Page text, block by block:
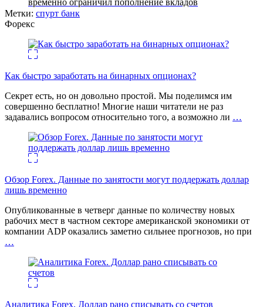
Метки: спурт банк
Форекс
Как быстро заработать на бинарных опционах?
Секрет есть, но он довольно простой. Мы поделимся им
совершенно бесплатно! Многие наши читатели не раз
задавались вопросом относительно того, а возможно ли …
Обзор Forex. Данные по занятости могут поддержать доллар
лишь временно
Опубликованные в четверг данные по количеству новых
рабочих мест в частном секторе американской экономики от
компании ADP оказались заметно сильнее прогнозов, но при
…
Аналитика Forex. Доллар рано списывать со счетов